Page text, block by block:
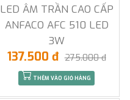
LED ÂM TRẦN CAO CẤP
ANFACO AFC 510 LED
3W
137.500 đ 275.000 đ
THÊM VÀO GIỎ HÀNG